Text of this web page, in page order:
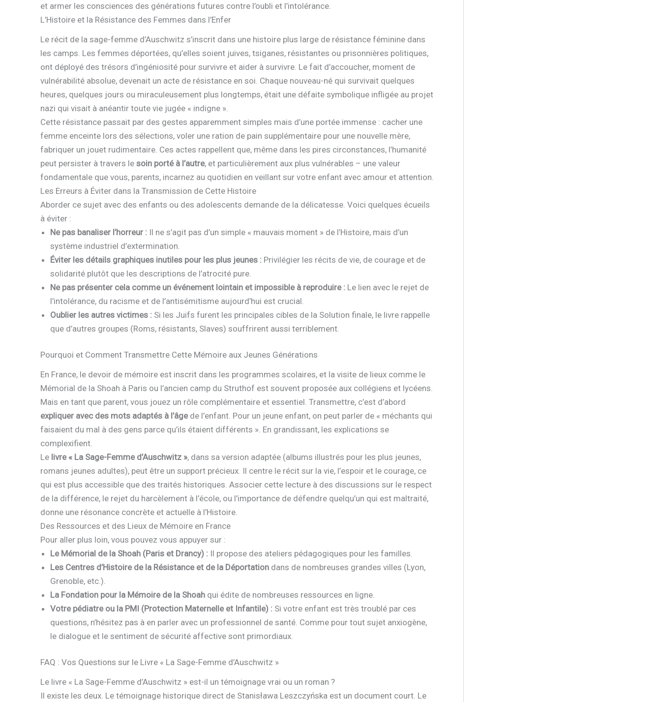
et armer les consciences des générations futures contre l’oubli et l’intolérance.
L’Histoire et la Résistance des Femmes dans l’Enfer
Le récit de la sage-femme d’Auschwitz s’inscrit dans une histoire plus large de résistance féminine dans
les camps. Les femmes déportées, qu’elles soient juives, tsiganes, résistantes ou prisonnières politiques,
ont déployé des trésors d’ingéniosité pour survivre et aider à survivre. Le fait d’accoucher, moment de
vulnérabilité absolue, devenait un acte de résistance en soi. Chaque nouveau-né qui survivait quelques
heures, quelques jours ou miraculeusement plus longtemps, était une défaite symbolique infligée au projet
nazi qui visait à anéantir toute vie jugée « indigne ».
Cette résistance passait par des gestes apparemment simples mais d’une portée immense : cacher une
femme enceinte lors des sélections, voler une ration de pain supplémentaire pour une nouvelle mère,
fabriquer un jouet rudimentaire. Ces actes rappellent que, même dans les pires circonstances, l’humanité
peut persister à travers le soin porté à l’autre, et particulièrement aux plus vulnérables – une valeur
fondamentale que vous, parents, incarnez au quotidien en veillant sur votre enfant avec amour et attention.
Les Erreurs à Éviter dans la Transmission de Cette Histoire
Aborder ce sujet avec des enfants ou des adolescents demande de la délicatesse. Voici quelques écueils
à éviter :
Ne pas banaliser l’horreur : Il ne s’agit pas d’un simple « mauvais moment » de l’Histoire, mais d’un
système industriel d’extermination.
Éviter les détails graphiques inutiles pour les plus jeunes : Privilégier les récits de vie, de courage et de
solidarité plutôt que les descriptions de l’atrocité pure.
Ne pas présenter cela comme un événement lointain et impossible à reproduire : Le lien avec le rejet de
l’intolérance, du racisme et de l’antisémitisme aujourd’hui est crucial.
Oublier les autres victimes : Si les Juifs furent les principales cibles de la Solution finale, le livre rappelle
que d’autres groupes (Roms, résistants, Slaves) souffrirent aussi terriblement.
Pourquoi et Comment Transmettre Cette Mémoire aux Jeunes Générations
En France, le devoir de mémoire est inscrit dans les programmes scolaires, et la visite de lieux comme le
Mémorial de la Shoah à Paris ou l’ancien camp du Struthof est souvent proposée aux collégiens et lycéens.
Mais en tant que parent, vous jouez un rôle complémentaire et essentiel. Transmettre, c’est d’abord
expliquer avec des mots adaptés à l’âgede l’enfant. Pour un jeune enfant, on peut parler de « méchants qui
faisaient du mal à des gens parce qu’ils étaient différents ». En grandissant, les explications se
complexifient.
Le livre « La Sage-Femme d’Auschwitz », dans sa version adaptée (albums illustrés pour les plus jeunes,
romans jeunes adultes), peut être un support précieux. Il centre le récit sur la vie, l’espoir et le courage, ce
qui est plus accessible que des traités historiques. Associer cette lecture à des discussions sur le respect
de la différence, le rejet du harcèlement à l’école, ou l’importance de défendre quelqu’un qui est maltraité,
donne une résonance concrète et actuelle à l’Histoire.
Des Ressources et des Lieux de Mémoire en France
Pour aller plus loin, vous pouvez vous appuyer sur :
Le Mémorial de la Shoah (Paris et Drancy) : Il propose des ateliers pédagogiques pour les familles.
Les Centres d’Histoire de la Résistance et de la Déportation dans de nombreuses grandes villes (Lyon,
Grenoble, etc.).
La Fondation pour la Mémoire de la Shoah qui édite de nombreuses ressources en ligne.
Votre pédiatre ou la PMI (Protection Maternelle et Infantile) : Si votre enfant est très troublé par ces
questions, n’hésitez pas à en parler avec un professionnel de santé. Comme pour tout sujet anxiogène,
le dialogue et le sentiment de sécurité affective sont primordiaux.
FAQ : Vos Questions sur le Livre « La Sage-Femme d’Auschwitz »
Le livre « La Sage-Femme d’Auschwitz » est-il un témoignage vrai ou un roman ?
Il existe les deux. Le témoignage historique direct de Stanisława Leszczyńska est un document court. Le